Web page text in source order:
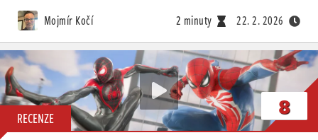
Mojmír Kočí 2 minuty 22. 2. 2026
RECENZE 8